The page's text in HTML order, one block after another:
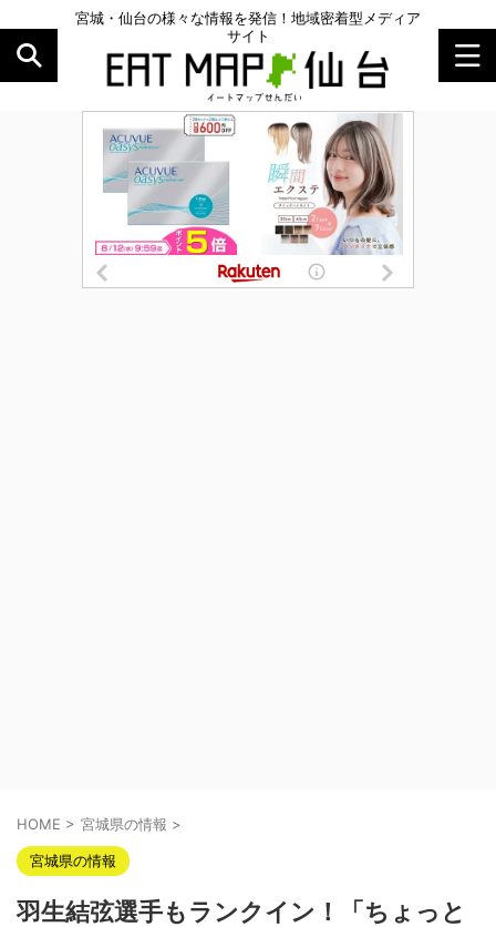
宮城・仙台の様々な情報を発信！地域密着型メディア
サイト
HOME > 宮城県の情報 >
宮城県の情報
羽生結弦選手もランクイン！「ちょっと